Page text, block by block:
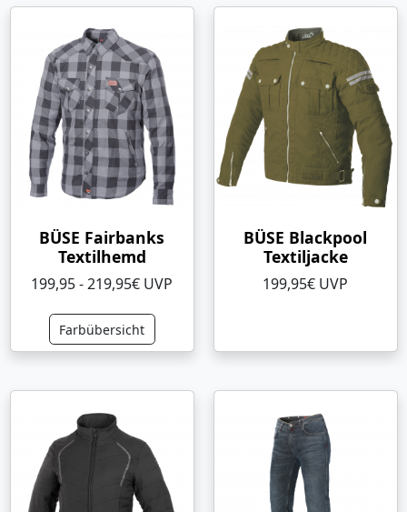
BÜSE Fairbanks
Textilhemd
199,95 - 219,95€ UVP
Farbübersicht
BÜSE Blackpool
Textiljacke
199,95€ UVP